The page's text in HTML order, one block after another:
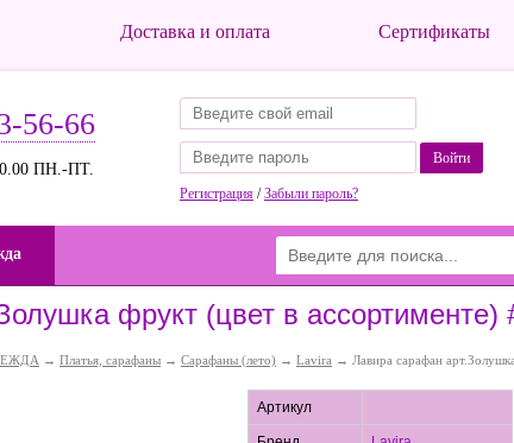
Доставка и оплата Сертификаты
56-66
ПН.-ПТ.
Войти
Регистрация /Забыли пароль?
фрукт (цвет в ассортименте)
→ Платья, сарафаны → Сарафаны (лето) → Lavira → Лавира сарафан
Артикул